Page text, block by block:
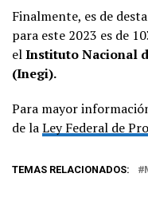
Finalmente, es de
para este 2023 es de
elInstituto Nacional
(Inegi).
Para mayor
de laLey Federal de
TEMAS RELACIONADOS: